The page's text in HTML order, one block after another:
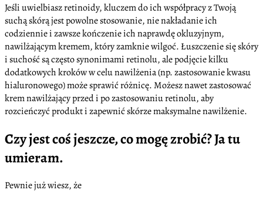
Jeśli uwielbiasz retinoidy, kluczem do ich współpracy z Twoją
suchą skórą jest powolne stosowanie, nie nakładanie ich
codziennie i zawsze kończenie ich naprawdę okluzyjnym,
nawilżającym kremem, który zamknie wilgoć. Łuszczenie się skóry
i suchość są często synonimami retinolu, ale podjęcie kilku
dodatkowych kroków w celu nawilżenia (np. zastosowanie kwasu
hialuronowego) może sprawić różnicę. Możesz nawet zastosować
krem nawilżający przed i po zastosowaniu retinolu, aby
rozcieńczyć produkt i zapewnić skórze maksymalne nawilżenie.
Czy jest coś jeszcze, co mogę zrobić? Ja tu
umieram.
Pewnie już wiesz, że